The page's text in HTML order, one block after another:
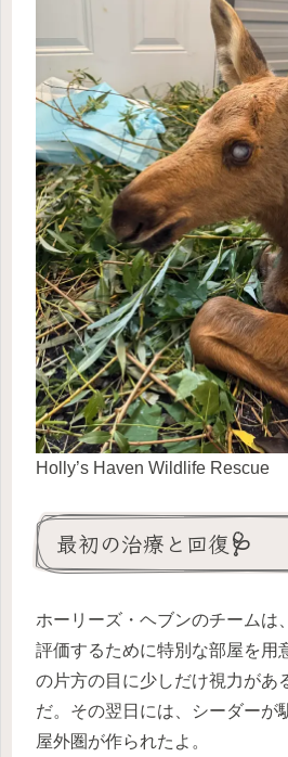
Holly’s Haven Wildlife Rescue
最初の治療と回復🩺
ホーリーズ・ヘブンのチームは
評価するために特別な部屋を用
の片方の目に少しだけ視力があ
だ。その翌日には、シーダーが
屋外圏が作られたよ。